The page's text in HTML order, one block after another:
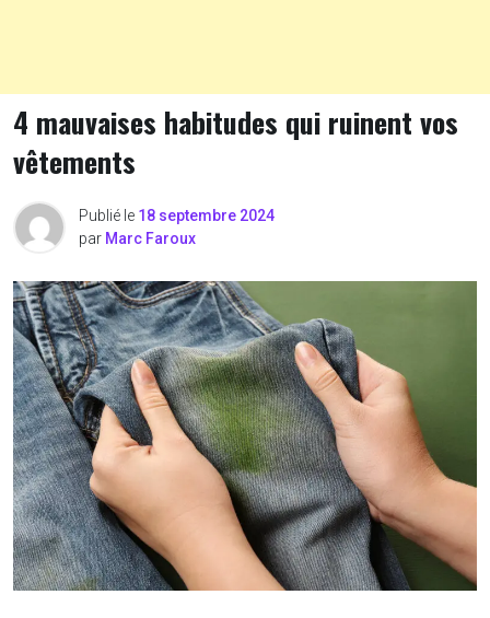
4 mauvaises habitudes qui ruinent vos
vêtements
Publié le 18 septembre 2024
par Marc Faroux